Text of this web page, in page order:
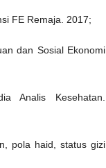
FE Remaja. 2017;
dan Sosial Ekonomi
Analis Kesehatan.
pola haid, status gizi